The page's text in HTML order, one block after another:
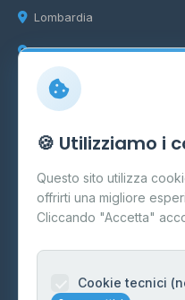
Lombardia
Marche
Info
Cos'è il GPL
FAQ
Contatti
Informazioni legali
🍪 Utilizziamo i
Questo sito utilizza
offrirti una migliore
Cliccando "Accetta"
Cookie tecnici